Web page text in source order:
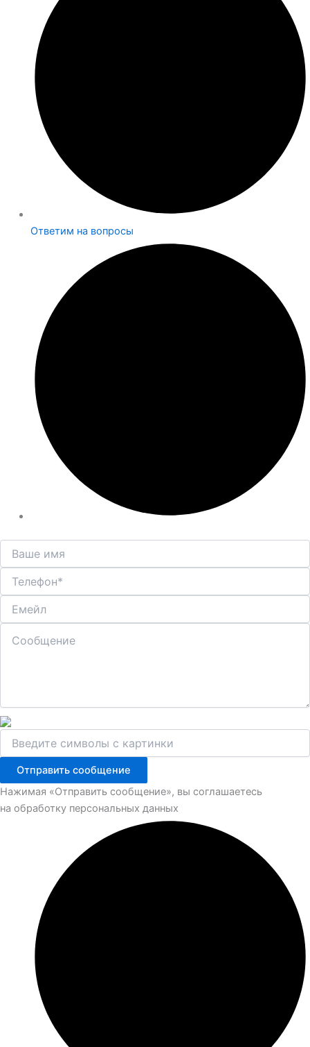
Ответим на вопросы
Отправить сообщение
Нажимая «Отправить сообщение», вы соглашаетесь
на обработку персональных данных